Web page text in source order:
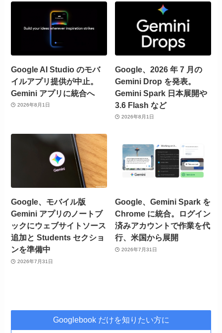
Google AI Studio のモバ
イルアプリ提供が中止。
Gemini アプリに統合へ
2026年8月1日
Google、2026 年 7 月の
Gemini Drop を発表。
Gemini Spark 日本展開や
3.6 Flash など
2026年8月1日
Google、モバイル版
Gemini アプリのノートブ
ックにウェブサイトソース
追加と Students セクショ
ンを準備中
2026年7月31日
Google、Gemini Spark を
Chrome に統合。ログイン
済みアカウントで作業を代
行、米国から展開
2026年7月31日
Googlebook だけを知りたい方に